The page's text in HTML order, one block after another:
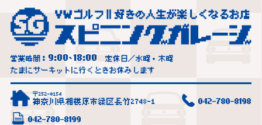
営業時間： 9:00~18:00
定休日／水曜・木曜
たまにサーキットに行くときお休みします
〒252-0154
神奈川県相模原市緑区長竹2748-1 042-780-8198
042-780-8199